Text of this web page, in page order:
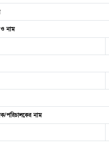
ও নাম
পরিচালকের নাম